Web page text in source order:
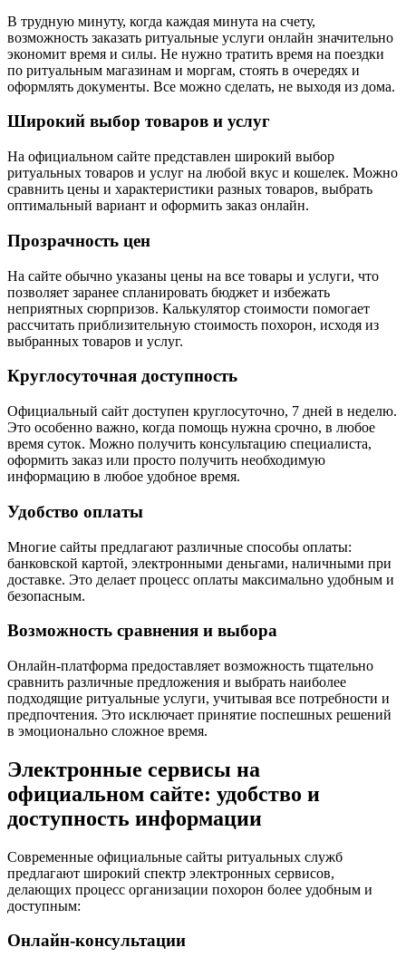
В трудную минуту, когда каждая минута на счету,
возможность заказать ритуальные услуги онлайн значительно
экономит время и силы. Не нужно тратить время на поездки
по ритуальным магазинам и моргам, стоять в очередях и
оформлять документы. Все можно сделать, не выходя из дома.
Широкий выбор товаров и услуг
На официальном сайте представлен широкий выбор
ритуальных товаров и услуг на любой вкус и кошелек. Можно
сравнить цены и характеристики разных товаров, выбрать
оптимальный вариант и оформить заказ онлайн.
Прозрачность цен
На сайте обычно указаны цены на все товары и услуги, что
позволяет заранее спланировать бюджет и избежать
неприятных сюрпризов. Калькулятор стоимости помогает
рассчитать приблизительную стоимость похорон, исходя из
выбранных товаров и услуг.
Круглосуточная доступность
Официальный сайт доступен круглосуточно, 7 дней в неделю.
Это особенно важно, когда помощь нужна срочно, в любое
время суток. Можно получить консультацию специалиста,
оформить заказ или просто получить необходимую
информацию в любое удобное время.
Удобство оплаты
Многие сайты предлагают различные способы оплаты:
банковской картой, электронными деньгами, наличными при
доставке. Это делает процесс оплаты максимально удобным и
безопасным.
Возможность сравнения и выбора
Онлайн-платформа предоставляет возможность тщательно
сравнить различные предложения и выбрать наиболее
подходящие ритуальные услуги, учитывая все потребности и
предпочтения. Это исключает принятие поспешных решений
в эмоционально сложное время.
Электронные сервисы на
официальном сайте: удобство и
доступность информации
Современные официальные сайты ритуальных служб
предлагают широкий спектр электронных сервисов,
делающих процесс организации похорон более удобным и
доступным:
Онлайн-консультации